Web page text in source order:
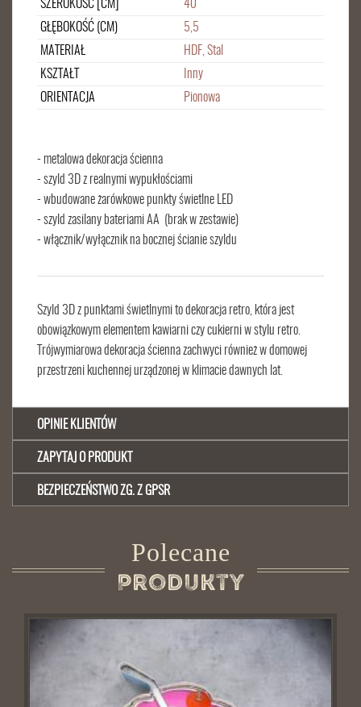
SZEROKOŚĆ [CM]
40
GŁĘBOKOŚĆ (CM)
5,5
MATERIAŁ
HDF, Stal
KSZTAŁT
Inny
ORIENTACJA
Pionowa
- metalowa dekoracja ścienna
- szyld 3D z realnymi wypukłościami
- wbudowane żarówkowe punkty świetlne LED
- szyld zasilany bateriami AA (brak w zestawie)
- włącznik/wyłącznik na bocznej ścianie szyldu
Szyld 3D z punktami świetlnymi to dekoracja retro, która jest
obowiązkowym elementem kawiarni czy cukierni w stylu retro.
Trójwymiarowa dekoracja ścienna zachwyci również w domowej
przestrzeni kuchennej urządzonej w klimacie dawnych lat.
OPINIE KLIENTÓW
ZAPYTAJ O PRODUKT
BEZPIECZEŃSTWO ZG. Z GPSR
Polecane
Produkty